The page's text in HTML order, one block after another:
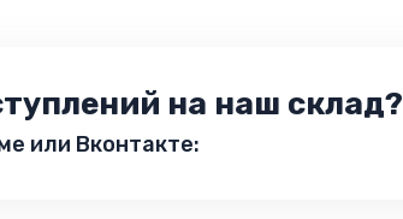
на наш склад?
или Вконтакте: